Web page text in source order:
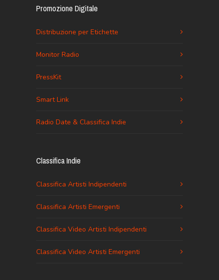
Promozione Digitale
Distribuzione per Etichette
Monitor Radio
PressKit
Smart Link
Radio Date & Classifica Indie
Classifica Indie
Classifica Artisti Indipendenti
Classifica Artisti Emergenti
Classifica Video Artisti Indipendenti
Classifica Video Artisti Emergenti